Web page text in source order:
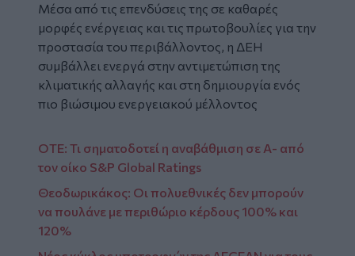
Μέσα από τις επενδύσεις της σε καθαρές
μορφές ενέργειας και τις πρωτοβουλίες για την
προστασία του περιβάλλοντος, η ΔΕΗ
συμβάλλει ενεργά στην αντιμετώπιση της
κλιματικής αλλαγής και στη δημιουργία ενός
πιο βιώσιμου ενεργειακού μέλλοντος
ΟΤΕ: Τι σηματοδοτεί η αναβάθμιση σε Α- από
τον οίκο S&P Global Ratings
Θεοδωρικάκος: Οι πολυεθνικές δεν μπορούν
να πουλάνε με περιθώριο κέρδους 100% και
120%